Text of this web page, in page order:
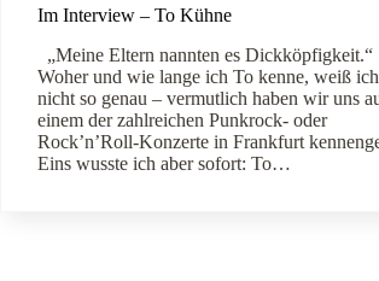
Im Interview – To Kühne
„Meine Eltern nannten es Dickköpfigkeit.“
Woher und wie lange ich To kenne, weiß
nicht so genau – vermutlich haben wir uns
einem der zahlreichen Punkrock- oder
Rock’n’Roll-Konzerte in Frankfurt
Eins wusste ich aber sofort: To…